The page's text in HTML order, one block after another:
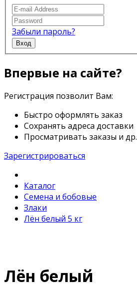
Забыли пароль?
Вход
Впервые на сайте?
Регистрация позволит Вам:
Быстро оформлять заказ
Сохранять адреса доставки
Просматривать заказы и др.
Зарегистрироваться
Каталог
Семена и бобовые
Злаки
Лён белый 5 кг
Лён белый